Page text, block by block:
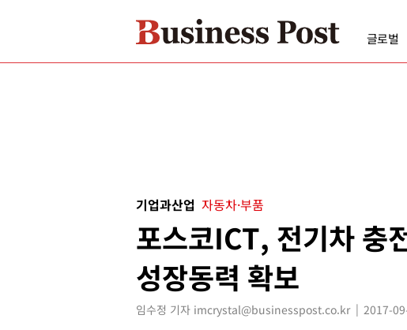
글로벌
기업과산업 자동차·부품
포스코ICT, 전기차 충
성장동력 확보
임수정 기자 imcrystal@businesspost.co.kr 2017-